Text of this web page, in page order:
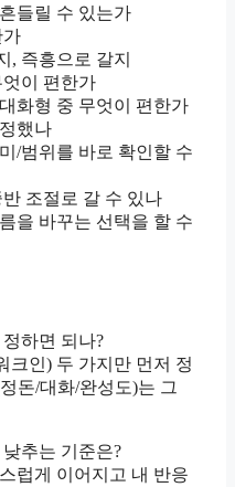
들릴 수 있는가
가
, 즉흥으로 갈지
이 편한가
화형 중 무엇이 편한가
했나
/범위를 바로 확인할 수
조절로 갈 수 있나
을 바꾸는 선택을 할 수
하면 되나?
크인) 두 가지만 먼저 정
돈/대화/완성도)는 그
추는 기준은?
럽게 이어지고 내 반응